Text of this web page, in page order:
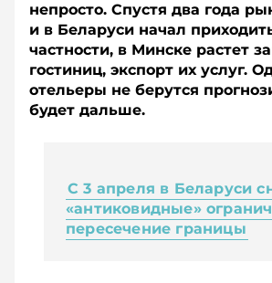
непросто. Спустя два года
и в Беларуси начал
частности, в Минске растет
гостиниц, экспорт их услуг.
отельеры не берутся
будет дальше.
С 3 апреля в Беларуси
«антиковидные»
пересечение границы